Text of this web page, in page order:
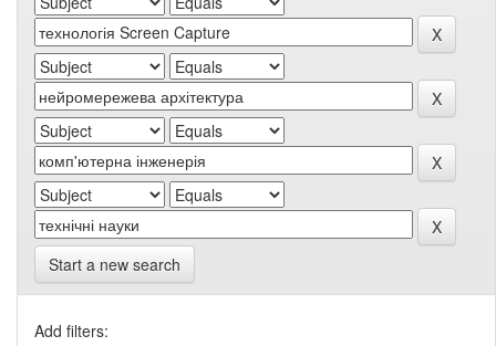
Start a new search
Add filters: